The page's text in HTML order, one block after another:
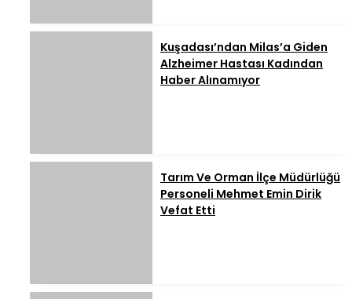
Kuşadası’ndan Milas’a Giden
Alzheimer Hastası Kadından
Haber Alınamıyor
Tarım Ve Orman İlçe Müdürlüğü
Personeli Mehmet Emin Dirik
Vefat Etti